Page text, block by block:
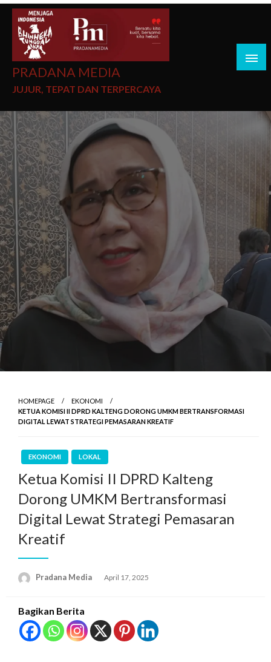
PRADANA MEDIA
JUJUR, TEPAT DAN TERPERCAYA
HOMEPAGE
EKONOMI
KETUA KOMISI II DPRD KALTENG DORONG UMKM BERTRANSFORMASI
DIGITAL LEWAT STRATEGI PEMASARAN KREATIF
EKONOMI LOKAL
Ketua Komisi II DPRD Kalteng
Dorong UMKM Bertransformasi
Digital Lewat Strategi Pemasaran
Kreatif
Pradana Media April 17, 2025
Bagikan Berita